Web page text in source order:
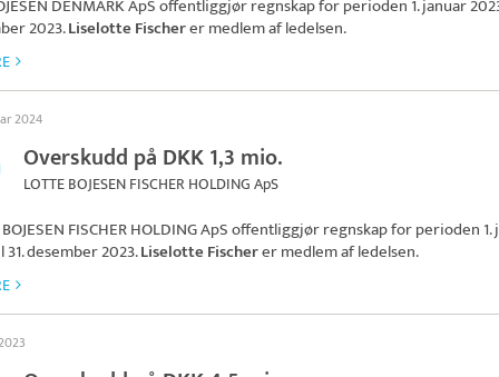
DENMARK ApSoffentliggjør regnskap for perioden 1. januar
2023.Liselotte Fischerer medlem af ledelsen.
2024
Overskudd på DKK 1,3 mio.
LOTTE BOJESEN FISCHER HOLDING ApS
FISCHER HOLDING ApSoffentliggjør regnskap for perioden 1.
31. desember 2023.Liselotte Fischerer medlem af ledelsen.